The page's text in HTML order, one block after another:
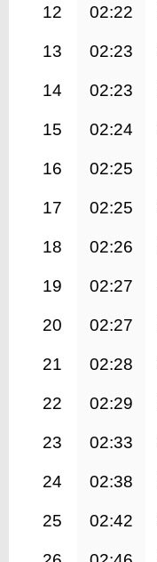
12 02:22
13 02:23
14 02:23
15 02:24
16 02:25
17 02:25
18 02:26
19 02:27
20 02:27
21 02:28
22 02:29
23 02:33
24 02:38
25 02:42